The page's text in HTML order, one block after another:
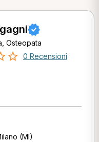
Osteopata
0 Recensioni
(MI)